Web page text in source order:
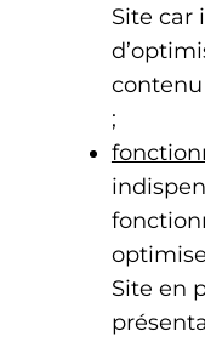
Site car
;
Site en